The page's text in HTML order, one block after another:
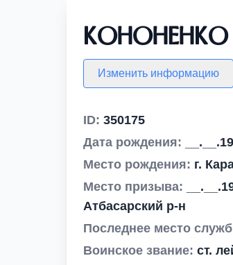
Кононенко
Изменить информацию
ID: 350175
Дата рождения:
Место рождения: г.
Место призыва:
Атбасарский р-н
Последнее место
Воинское звание: ст.